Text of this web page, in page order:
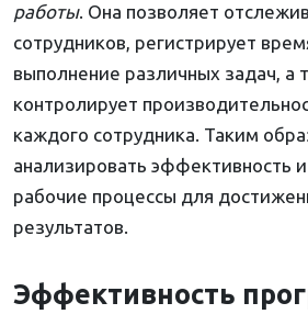
работы. Она позволяет
сотрудников, регистрирует
выполнение различных задач, а
контролирует
каждого сотрудника. Таким
анализировать эффективность
рабочие процессы для
результатов.
Эффективность